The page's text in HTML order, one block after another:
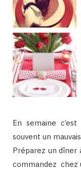
En semaine
souvent un
Préparez un dîner
commandez chez